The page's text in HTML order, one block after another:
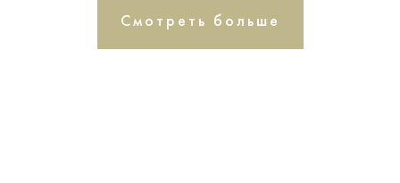
Смотреть больше